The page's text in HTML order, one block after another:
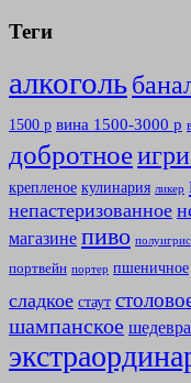
Теги
алкоголь
1500 р вина 1500-3000 р
добротное
крепленое кулинария ликер
непастеризованное
магазине пиво
портвейн портер пшеничное
сладкое стаут
шампанское